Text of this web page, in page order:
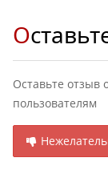
Оставьте отзыв
пользователям